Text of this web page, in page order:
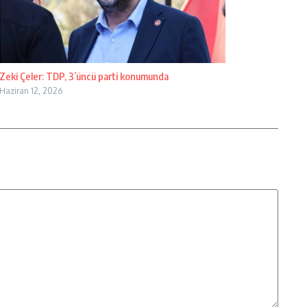
Zeki Çeler: TDP, 3’üncü parti konumunda
Haziran 12, 2026